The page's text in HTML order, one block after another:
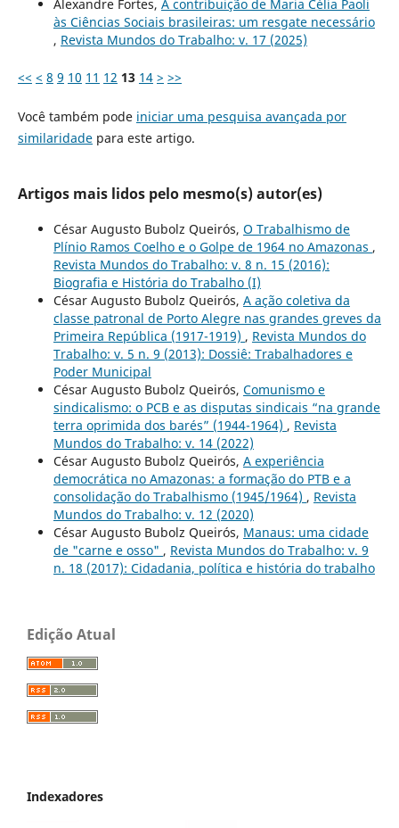
Alexandre Fortes, A contribuição de Maria Célia Paoli
às Ciências Sociais brasileiras: um resgate necessário
, Revista Mundos do Trabalho: v. 17 (2025)
<< < 8 9 10 11 12 13 14 > >>
Você também pode iniciar uma pesquisa avançada por
similaridadepara este artigo.
Artigos mais lidos pelo mesmo(s) autor(es)
César Augusto Bubolz Queirós, O Trabalhismo de
Plínio Ramos Coelho e o Golpe de 1964 no Amazonas ,
Revista Mundos do Trabalho: v. 8 n. 15 (2016):
Biografia e História do Trabalho (I)
César Augusto Bubolz Queirós, A ação coletiva da
classe patronal de Porto Alegre nas grandes greves da
Primeira República (1917-1919) , Revista Mundos do
Trabalho: v. 5 n. 9 (2013): Dossiê: Trabalhadores e
Poder Municipal
César Augusto Bubolz Queirós, Comunismo e
sindicalismo: o PCB e as disputas sindicais “na grande
terra oprimida dos barés” (1944-1964) , Revista
Mundos do Trabalho: v. 14 (2022)
César Augusto Bubolz Queirós, A experiência
democrática no Amazonas: a formação do PTB e a
consolidação do Trabalhismo (1945/1964) , Revista
Mundos do Trabalho: v. 12 (2020)
César Augusto Bubolz Queirós, Manaus: uma cidade
de "carne e osso" , Revista Mundos do Trabalho: v. 9
n. 18 (2017): Cidadania, política e história do trabalho
Edição Atual
Indexadores